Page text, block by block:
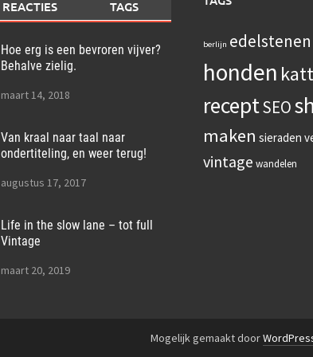
REACTIES TAGS
Hoe erg is een bevroren vijver?
Behalve zielig.
maart 14, 2018
Van kraal naar taal naar
ondertiteling, en weer terug!
augustus 17, 2017
Life in the slow lane – tot full
Vintage
maart 20, 2019
berlijn edelstenen
honden
receptSEO
maken sieraden
vintage wandelen
Mogelijk gemaakt door